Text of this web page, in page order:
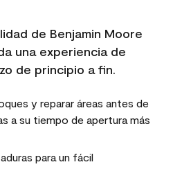
de Benjamin Moore
una experiencia de
de principio a fin.
y reparar áreas antes de
a su tiempo de apertura más
para un fácil